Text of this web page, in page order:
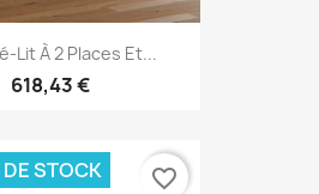
Lit À 2 Places Et...
618,43 €
STOCK favorite_border